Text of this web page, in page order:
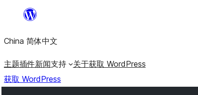
内
容
China 简体中文
主题插件新闻支持 关于获取 WordPress
获取 WordPress